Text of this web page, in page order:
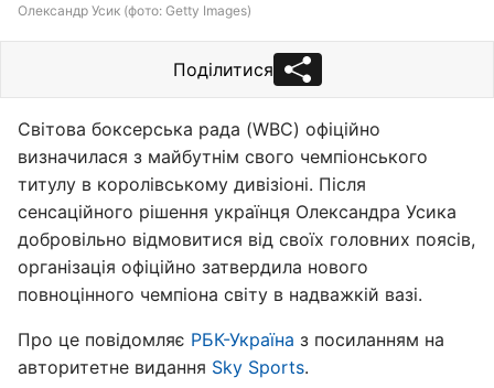
Олександр Усик (фото: Getty Images)
Поділитися
Світова боксерська рада (WBC) офіційно
визначилася з майбутнім свого чемпіонського
титулу в королівському дивізіоні. Після
сенсаційного рішення українця Олександра Усика
добровільно відмовитися від своїх головних поясів,
організація офіційно затвердила нового
повноцінного чемпіона світу в надважкій вазі.
Про це повідомляє РБК-Україна з посиланням на
авторитетне видання Sky Sports.